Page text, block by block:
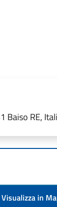
Baiso RE,
Visualizza in